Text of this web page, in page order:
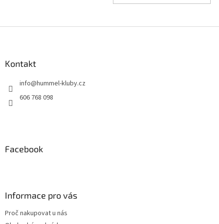
Kontakt
info@hummel-kluby.cz
606 768 098
Facebook
Informace pro vás
Proč nakupovat u nás